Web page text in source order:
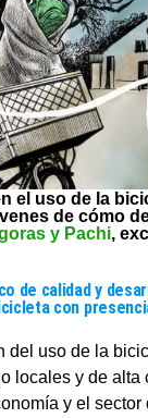
el uso de la
de cómo
y Pachi,
de calidad y
con
del uso de la
locales y de alta
y el sector